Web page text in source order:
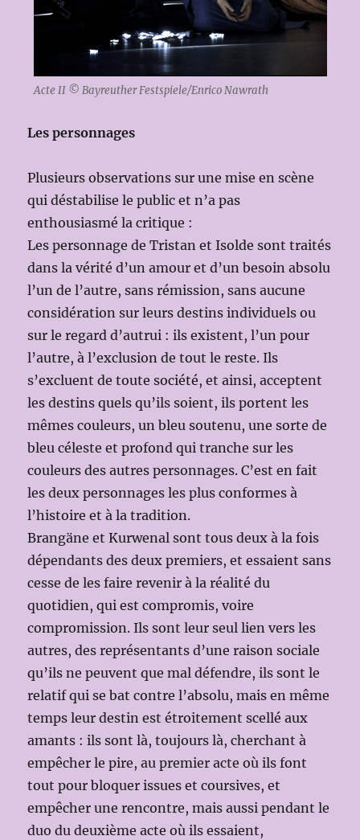
Acte II © Bayreuther Festspiele/Enrico Nawrath
Les personnages
Plusieurs observations sur une mise en scène
qui déstabilise le public et n’a pas
enthousiasmé la critique :
Les personnage de Tristan et Isolde sont traités
dans la vérité d’un amour et d’un besoin absolu
l’un de l’autre, sans rémission, sans aucune
considération sur leurs destins individuels ou
sur le regard d’autrui : ils existent, l’un pour
l’autre, à l’exclusion de tout le reste. Ils
s’excluent de toute société, et ainsi, acceptent
les destins quels qu’ils soient, ils portent les
mêmes couleurs, un bleu soutenu, une sorte de
bleu céleste et profond qui tranche sur les
couleurs des autres personnages. C’est en fait
les deux personnages les plus conformes à
l’histoire et à la tradition.
Brangäne et Kurwenal sont tous deux à la fois
dépendants des deux premiers, et essaient sans
cesse de les faire revenir à la réalité du
quotidien, qui est compromis, voire
compromission. Ils sont leur seul lien vers les
autres, des représentants d’une raison sociale
qu’ils ne peuvent que mal défendre, ils sont le
relatif qui se bat contre l’absolu, mais en même
temps leur destin est étroitement scellé aux
amants : ils sont là, toujours là, cherchant à
empêcher le pire, au premier acte où ils font
tout pour bloquer issues et coursives, et
empêcher une rencontre, mais aussi pendant le
duo du deuxième acte où ils essaient,